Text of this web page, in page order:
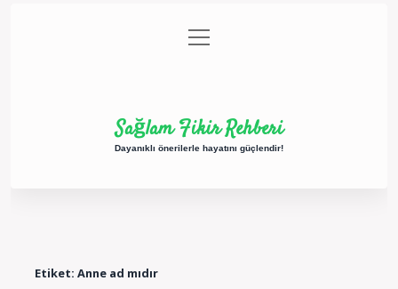
Gizlilik Politikası
menüyü
aç
Sağlam Fikir Rehberi
Dayanıklı önerilerle hayatını güçlendir!
Etiket: Anne ad mıdır